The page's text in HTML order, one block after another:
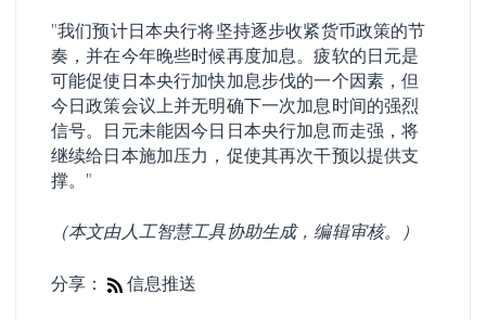
"我们预计日本央行将坚持逐步收紧货币政策的节
奏，并在今年晚些时候再度加息。疲软的日元是
可能促使日本央行加快加息步伐的一个因素，但
今日政策会议上并无明确下一次加息时间的强烈
信号。日元未能因今日日本央行加息而走强，将
继续给日本施加压力，促使其再次干预以提供支
撑。"
（本文由人工智慧工具协助生成，编辑审核。）
分享： 信息推送